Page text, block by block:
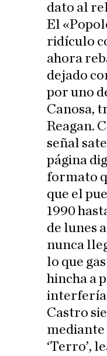
dato al
El
ridículo
ahora
dejado
por uno
Canosa,
Reagan.
señal
página
formato
que el
1990
de lunes
nunca
lo que
hincha a
Castro
‘Terro’,